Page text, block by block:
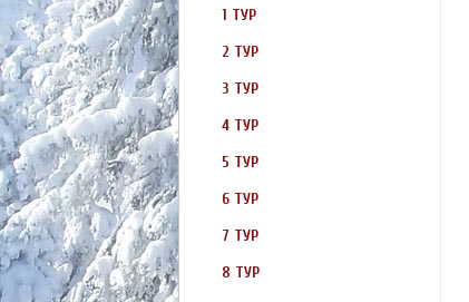
1 ТУР
2 ТУР
3 ТУР
4 ТУР
5 ТУР
6 ТУР
7 ТУР
8 ТУР